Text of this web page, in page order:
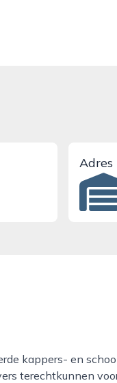
Adres
terechtkunnen